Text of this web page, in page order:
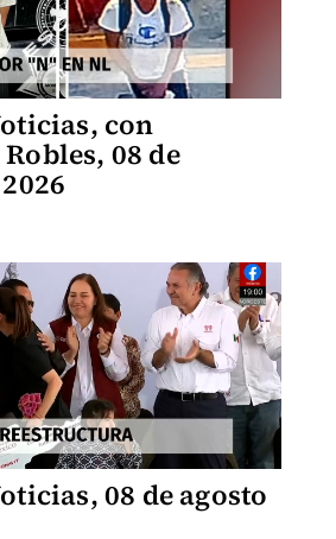
con
08 de
08 de agosto